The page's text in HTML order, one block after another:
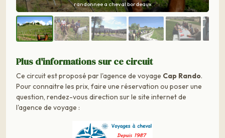
randonnee equestre bordeaux
Plus d'informations sur ce circuit
Ce circuit est proposé par l'agence de voyage Cap Rando.
Pour connaitre les prix, faire une réservation ou poser une
question, rendez-vous direction sur le site internet de
l'agence de voyage :